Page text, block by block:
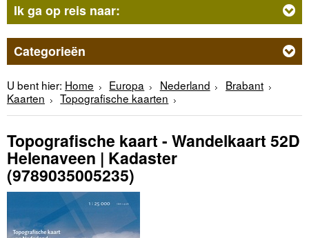
Ik ga op reis naar:
Categorieën
U bent hier: Home Europa Nederland
Brabant
Kaarten
Topografische kaarten
Topografische kaart - Wandelkaart 52D
Helenaveen | Kadaster
(9789035005235)